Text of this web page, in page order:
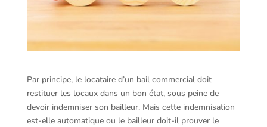
Par principe, le locataire d’un bail commercial doit
restituer les locaux dans un bon état, sous peine de
devoir indemniser son bailleur. Mais cette indemnisation
est-elle automatique ou le bailleur doit-il prouver le